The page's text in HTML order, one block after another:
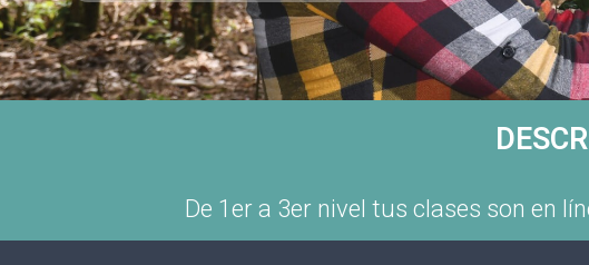
De 1er a 3er nivel tus clases son en